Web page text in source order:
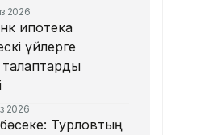
2026
ипотека
үйлерге
талаптарды
2026
Турловтың